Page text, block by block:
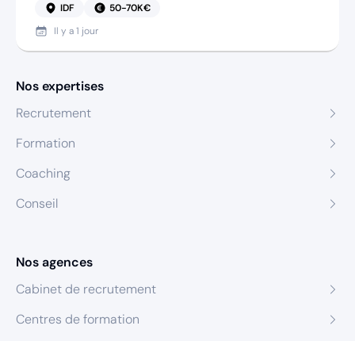
IDF
50-70K€
Il y a1 jour
Nos expertises
Recrutement
Formation
Coaching
Conseil
Nos agences
Cabinet de recrutement
Centres de formation